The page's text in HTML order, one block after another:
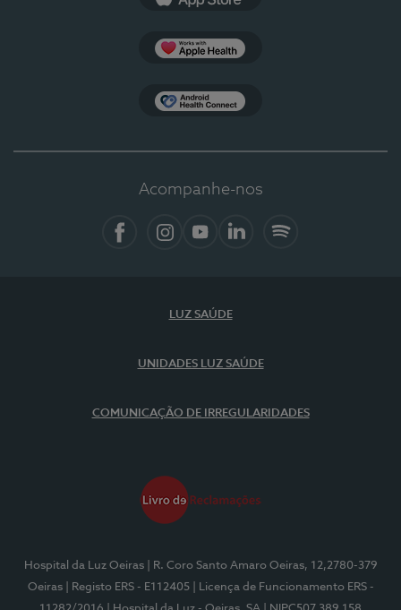
Acompanhe-nos
LUZ SAÚDE
UNIDADES LUZ SAÚDE
COMUNICAÇÃO DE IRREGULARIDADES
Hospital da Luz Oeiras
| R. Coro Santo Amaro Oeiras, 12,2780-379
Oeiras
| Registo ERS - E112405
| Licença de Funcionamento ERS -